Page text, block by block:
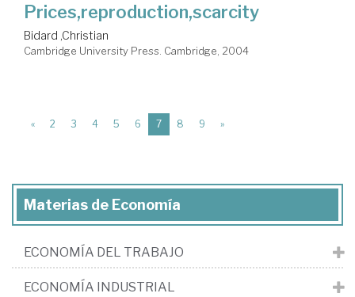
Prices,reproduction,scarcity
Bidard ,Christian
Cambridge University Press. Cambridge, 2004
« 2 3 4 5 6 7(current)
8 9 »
Materias de Economía
ECONOMÍA DEL TRABAJO
ECONOMÍA INDUSTRIAL